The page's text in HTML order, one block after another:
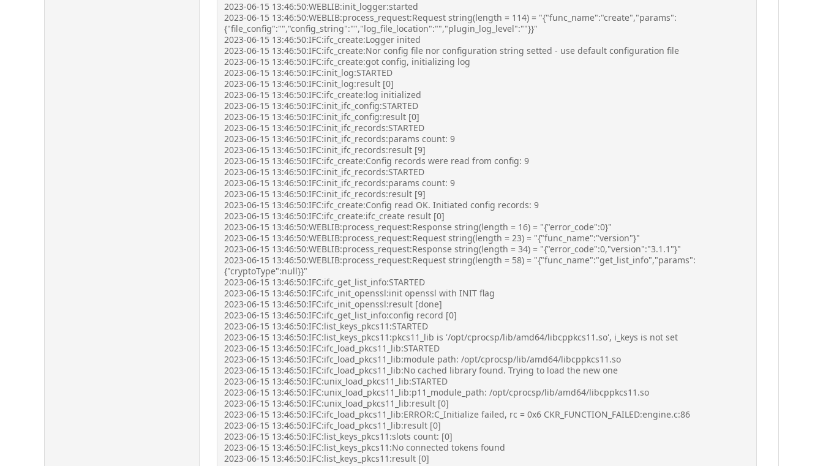
2023-06-15 13:46:50:WEBLIB:init_logger:started
2023-06-15 13:46:50:WEBLIB:process_request:Request string(length = 114) = "{"func_name":"create","params":
{"file_config":"","config_string":"","log_file_location":"","plugin_log_level":""}}"
2023-06-15 13:46:50:IFC:ifc_create:Logger inited
2023-06-15 13:46:50:IFC:ifc_create:Nor config file nor configuration string setted - use default configuration file
2023-06-15 13:46:50:IFC:ifc_create:got config, initializing log
2023-06-15 13:46:50:IFC:init_log:STARTED
2023-06-15 13:46:50:IFC:init_log:result [0]
2023-06-15 13:46:50:IFC:ifc_create:log initialized
2023-06-15 13:46:50:IFC:init_ifc_config:STARTED
2023-06-15 13:46:50:IFC:init_ifc_config:result [0]
2023-06-15 13:46:50:IFC:init_ifc_records:STARTED
2023-06-15 13:46:50:IFC:init_ifc_records:params count: 9
2023-06-15 13:46:50:IFC:init_ifc_records:result [9]
2023-06-15 13:46:50:IFC:ifc_create:Config records were read from config: 9
2023-06-15 13:46:50:IFC:init_ifc_records:STARTED
2023-06-15 13:46:50:IFC:init_ifc_records:params count: 9
2023-06-15 13:46:50:IFC:init_ifc_records:result [9]
2023-06-15 13:46:50:IFC:ifc_create:Config read OK. Initiated config records: 9
2023-06-15 13:46:50:IFC:ifc_create:ifc_create result [0]
2023-06-15 13:46:50:WEBLIB:process_request:Response string(length = 16) = "{"error_code":0}"
2023-06-15 13:46:50:WEBLIB:process_request:Request string(length = 23) = "{"func_name":"version"}"
2023-06-15 13:46:50:WEBLIB:process_request:Response string(length = 34) = "{"error_code":0,"version":"3.1.1"}"
2023-06-15 13:46:50:WEBLIB:process_request:Request string(length = 58) = "{"func_name":"get_list_info","params":
{"cryptoType":null}}"
2023-06-15 13:46:50:IFC:ifc_get_list_info:STARTED
2023-06-15 13:46:50:IFC:ifc_init_openssl:init openssl with INIT flag
2023-06-15 13:46:50:IFC:ifc_init_openssl:result [done]
2023-06-15 13:46:50:IFC:ifc_get_list_info:config record [0]
2023-06-15 13:46:50:IFC:list_keys_pkcs11:STARTED
2023-06-15 13:46:50:IFC:list_keys_pkcs11:pkcs11_lib is '/opt/cprocsp/lib/amd64/libcppkcs11.so', i_keys is not set
2023-06-15 13:46:50:IFC:ifc_load_pkcs11_lib:STARTED
2023-06-15 13:46:50:IFC:ifc_load_pkcs11_lib:module path: /opt/cprocsp/lib/amd64/libcppkcs11.so
2023-06-15 13:46:50:IFC:ifc_load_pkcs11_lib:No cached library found. Trying to load the new one
2023-06-15 13:46:50:IFC:unix_load_pkcs11_lib:STARTED
2023-06-15 13:46:50:IFC:unix_load_pkcs11_lib:p11_module_path: /opt/cprocsp/lib/amd64/libcppkcs11.so
2023-06-15 13:46:50:IFC:unix_load_pkcs11_lib:result [0]
2023-06-15 13:46:50:IFC:ifc_load_pkcs11_lib:ERROR:C_Initialize failed, rc = 0x6 CKR_FUNCTION_FAILED:engine.c:86
2023-06-15 13:46:50:IFC:ifc_load_pkcs11_lib:result [0]
2023-06-15 13:46:50:IFC:list_keys_pkcs11:slots count: [0]
2023-06-15 13:46:50:IFC:list_keys_pkcs11:No connected tokens found
2023-06-15 13:46:50:IFC:list_keys_pkcs11:result [0]